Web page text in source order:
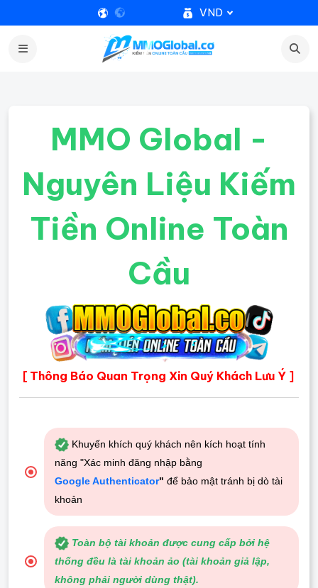
VND
MMO Global -
Nguyên Liệu Kiếm
Tiền Online Toàn
Cầu
[ Thông Báo Quan Trọng Xin Quý Khách Lưu Ý ]
Khuyến khích quý khách nên kích hoạt tính
năng "Xác minh đăng nhập bằng
Google Authenticator" để bảo mật tránh bị dò tài
khoản
Toàn bộ tài khoản được cung cấp bởi hệ
thống đều là tài khoản ảo (tài khoản giả lập,
không phải người dùng thật).